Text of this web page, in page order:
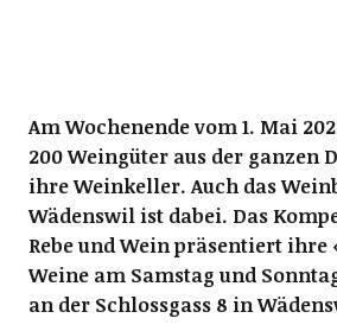
Am Wochenende vom 1. Mai
200 Weingüter aus der ganzen
ihre Weinkeller. Auch das
Wädenswil ist dabei. Das
Rebe und Wein präsentiert ihre
Weine am Samstag und
an der Schlossgass 8 in